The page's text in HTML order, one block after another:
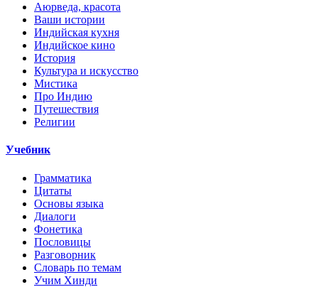
Аюрведа, красота
Ваши истории
Индийская кухня
Индийское кино
История
Культура и искусство
Мистика
Про Индию
Путешествия
Религии
Учебник
Грамматика
Цитаты
Основы языка
Диалоги
Фонетика
Пословицы
Разговорник
Словарь по темам
Учим Хинди